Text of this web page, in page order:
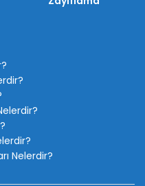
Nelerdir?